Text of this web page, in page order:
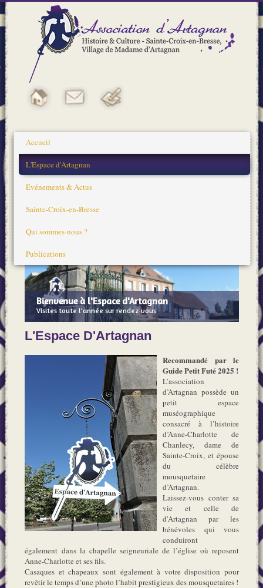
Accueil
L'Espace d'Artagnan
Evénements & Actus
Sainte-Croix-en-Bresse
Qui sommes-nous ?
Publications
Bienvenue à l'Espace d'Artagnan
Visites toute l'année sur rendez-vous
L'Espace D'Artagnan
Recommandé par le
Guide Petit Futé 2025 !
L’association
d’Artagnan possède un
petit espace
muséographique
consacré à l’histoire
d’Anne-Charlotte de
Chanlecy, dame de
Sainte-Croix, et épouse
du célèbre
mousquetaire
d’Artagnan.
Laissez-vous conter sa
vie et celle de
d'Artagnan par les
bénévoles qui vous
conduiront
également dans la chapelle seigneuriale de l’église où reposent
Anne-Charlotte et ses fils.
Casaques et chapeaux sont également à votre disposition pour
revêtir le temps d’une photo l’habit prestigieux des mousquetaires !